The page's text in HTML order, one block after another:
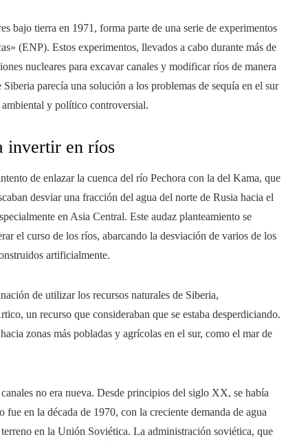
bajo tierra en 1971, forma parte de una serie de experimentos
(ENP). Estos experimentos, llevados a cabo durante más de
nucleares para excavar canales y modificar ríos de manera
parecía una solución a los problemas de sequía en el sur
y político controversial.
invertir en ríos
de enlazar la cuenca del río Pechora con la del Kama, que
desviar una fracción del agua del norte de Rusia hacia el
en Asia Central. Este audaz planteamiento se
el curso de los ríos, abarcando la desviación de varios de los
artificialmente.
de utilizar los recursos naturales de Siberia,
un recurso que consideraban que se estaba desperdiciando.
zonas más pobladas y agrícolas en el sur, como el mar de
no era nueva. Desde principios del siglo XX, se había
en la década de 1970, con la creciente demanda de agua
en la Unión Soviética. La administración soviética, que